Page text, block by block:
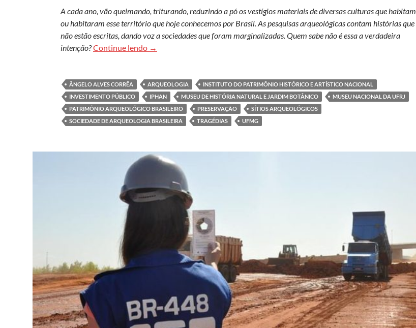
A cada ano, vão queimando, triturando, reduzindo a pó os vestígios materiais de diversas culturas que habitam
ou habitaram esse território que hoje conhecemos por Brasil. As pesquisas arqueológicas contam histórias que
não estão escritas, dando voz a sociedades que foram marginalizadas. Quem sabe não é essa a verdadeira
intenção?Continue lendo As “distrações” com o patrimônio arqueológico brasileiro
→
ÂNGELO ALVES CORRÊA ARQUEOLOGIA
INSTITUTO DO PATRIMÔNIO HISTÓRICO E ARTÍSTICO NACIONAL
INVESTIMENTO PÚBLICO
IPHAN MUSEU DE HISTÓRIA NATURAL E JARDIM BOTÂNICO
MUSEU NACIONAL DA UFRJ
PATRIMÔNIO ARQUEOLÓGICO BRASILEIRO
PRESERVAÇÃO
SÍTIOS ARQUEOLÓGICOS
SOCIEDADE DE ARQUEOLOGIA BRASILEIRA
TRAGÉDIAS UFMG